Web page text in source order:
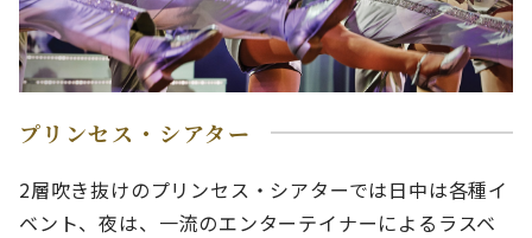
プリンセス・シアター
2層吹き抜けのプリンセス・シアターでは日中は各種イ
ベント、夜は、一流のエンターテイナーによるラスベ